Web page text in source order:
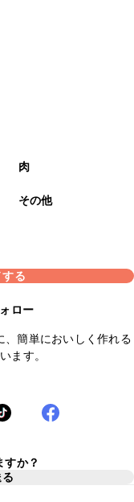
肉
その他
る
ロー
、簡単においしく作れる
ます。
すか？